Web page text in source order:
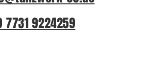
7731 9224259